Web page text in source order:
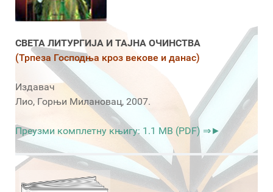
СВЕТА ЛИТУРГИЈА И ТАЈНА ОЧИНСТВА
(Трпеза Господња кроз векове и данас)
Издавач
Лио, Горњи Милановац, 2007.
Преузми комплетну књигу: 1.1 MB (PDF) ⇒►